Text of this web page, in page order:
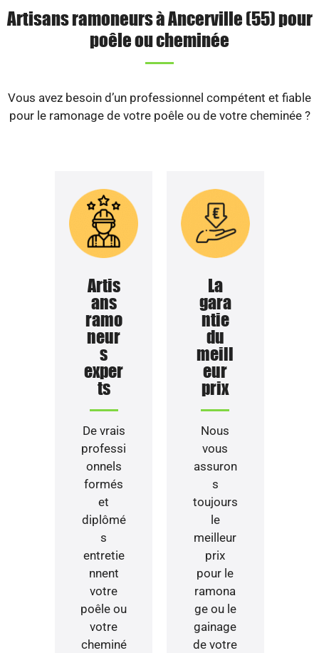
Artisans ramoneurs à Ancerville (55) pour
poêle ou cheminée
Vous avez besoin d’un professionnel compétent et fiable
pour le ramonage de votre poêle ou de votre cheminée ?
Artis
ans
ramo
neur
s
exper
ts
De vrais
professi
onnels
formés
et
diplômé
s
entretie
nnent
votre
poêle ou
votre
cheminé
La
gara
ntie
du
meill
eur
prix
Nous
vous
assuron
s
toujours
le
meilleur
prix
pour le
ramona
ge ou le
gainage
de votre